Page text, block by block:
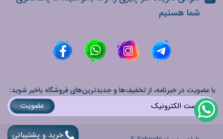
شما هستیم
با عضویت در خبرنامه، از تخفیف‌ها و جدیدترین‌های فروشگاه باخبر شوید:
عضویت
خرید و پشتیبانی